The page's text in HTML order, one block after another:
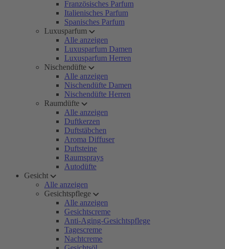
Französisches Parfum
Italienisches Parfum
Spanisches Parfum
Luxusparfum
Alle anzeigen
Luxusparfum Damen
Luxusparfum Herren
Nischendüfte
Alle anzeigen
Nischendüfte Damen
Nischendüfte Herren
Raumdüfte
Alle anzeigen
Duftkerzen
Duftstäbchen
Aroma Diffuser
Duftsteine
Raumsprays
Autodüfte
Gesicht
Alle anzeigen
Gesichtspflege
Alle anzeigen
Gesichtscreme
Anti-Aging-Gesichtspflege
Tagescreme
Nachtcreme